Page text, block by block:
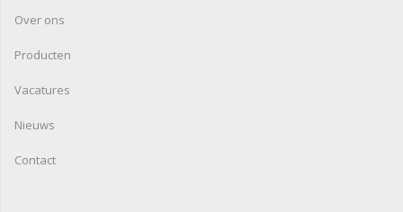
Over ons
Producten
Vacatures
Nieuws
Contact